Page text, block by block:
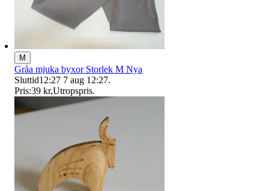
M
Gråa mjuka byxor Storlek M Nya
Sluttid12:27 7 aug 12:27.
Pris:39 kr,Utropspris.